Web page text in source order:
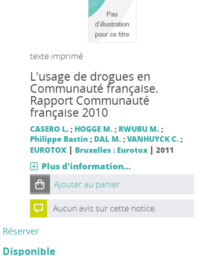
texte imprimé
L'usage de drogues en
Communauté française.
Rapport Communauté
française 2010
CASERO L.; HOGGE M.; RWUBU M.;
Philippe Bastin ; DAL M.; VANHUYCK C.;
EUROTOX | Bruxelles : Eurotox| 2011
Plus d'information...
Ajouter au panier
Aucun avis sur cette notice.
Réserver
Disponible